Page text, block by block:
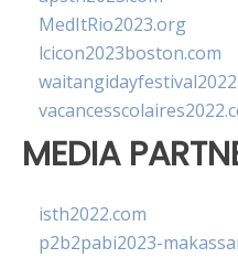
MedItRio2023.org
lcicon2023boston.com
MEDIA
isth2022.com
p2b2pabi2023-